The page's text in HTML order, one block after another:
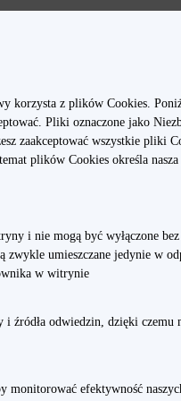
jego parametry, które w
Dzięki niemu
bez zasilania przez
dni przy oszczędnym
realme. Powinien być
i dało się z niego
telefony realme na tle
korzysta z plików Cookies.
Pliki oznaczone jako
zaakceptować wszystkie pliki
plików Cookies określa nasza
i nie mogą być wyłączone
umieszczane jedynie w
w witrynie
źródła odwiedzin, dzięki czemu
monitorować efektywność